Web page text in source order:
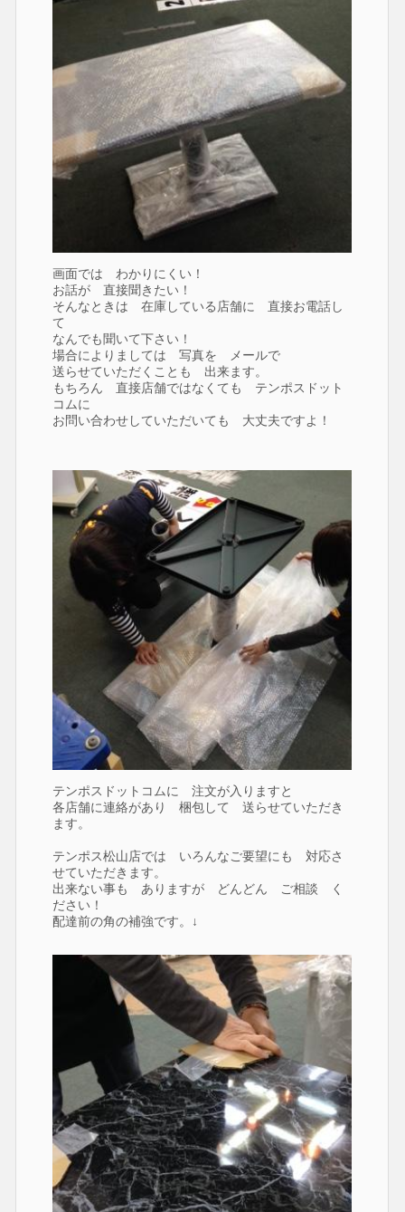
画面では わかりにくい！
お話が 直接聞きたい！
そんなときは 在庫している店舗に 直接お電話し
て
なんでも聞いて下さい！
場合によりましては 写真を メールで
送らせていただくことも 出来ます。
もちろん 直接店舗ではなくても テンポスドット
コムに
お問い合わせしていただいても 大丈夫ですよ！
テンポスドットコムに 注文が入りますと
各店舗に連絡があり 梱包して 送らせていただき
ます。
テンポス松山店では いろんなご要望にも 対応さ
せていただきます。
出来ない事も ありますが どんどん ご相談 く
ださい！
配達前の角の補強です。↓